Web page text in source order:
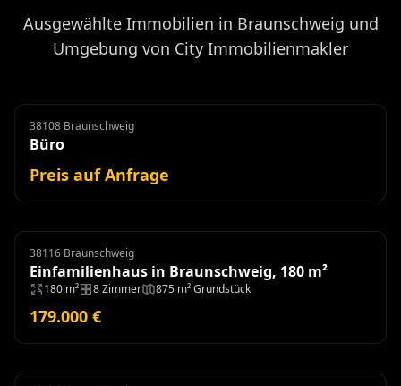
Ausgewählte Immobilien in Braunschweig und
Umgebung von City Immobilienmakler
Büro Miete
38108 Braunschweig
Büro
Preis auf Anfrage
Einfamilienhaus
38116 Braunschweig
Einfamilienhaus in Braunschweig, 180 m²
180 m² 8 Zimmer 875 m² Grundstück
179.000 €